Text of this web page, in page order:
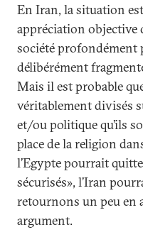
En Iran, la situation
appréciation objective
société profondément
délibérément
Mais il est probable
véritablement divisés
et/ou politique qu’ils
place de la religion
l’Egypte pourrait
sécurisés», l’Iran
retournons un peu en
argument.